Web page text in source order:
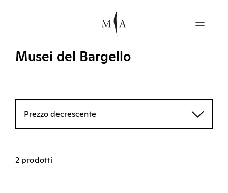
Musei del Bargello
Prezzo decrescente
2 prodotti